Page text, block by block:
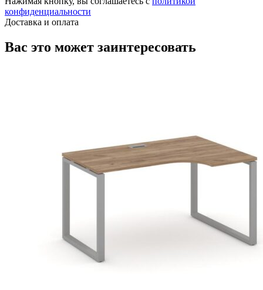
конфиденциальности
Доставка и оплата
Вас это может заинтересовать